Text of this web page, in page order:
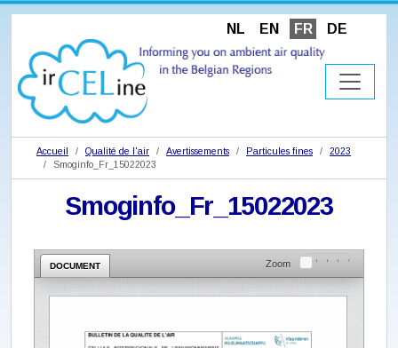
NL EN FR DE
Accueil Qualité de l'air Avertissements Particules fines
2023
Smoginfo_Fr_15022023
Smoginfo_Fr_15022023
DOCUMENT Zoom